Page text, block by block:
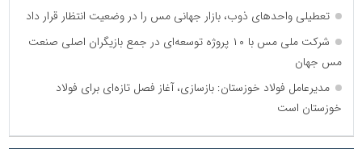
تعطیلی واحدهای ذوب، بازار جهانی مس را در وضعیت انتظار قرار داد
شرکت ملی مس با ۱۰ پروژه توسعه‌ای در جمع بازیگران اصلی صنعت
مس جهان
مدیرعامل فولاد خوزستان: بازسازی، آغاز فصل تازه‌ای برای فولاد
خوزستان است